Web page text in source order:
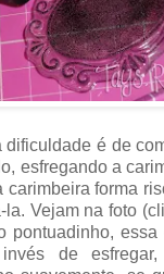
dificuldade é de
esfregando a
carimbeira forma
Vejam na foto
pontuadinho, essa
de